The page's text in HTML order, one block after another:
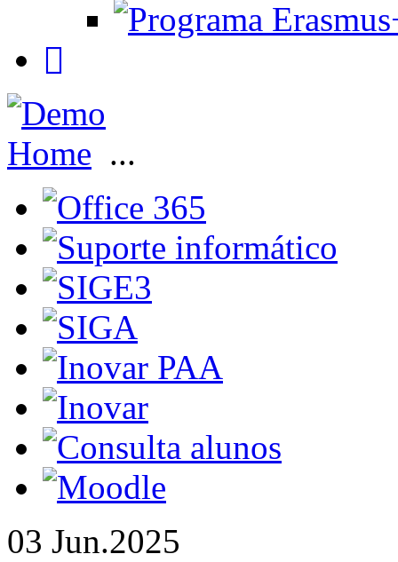
Home ...
03 Jun.2025